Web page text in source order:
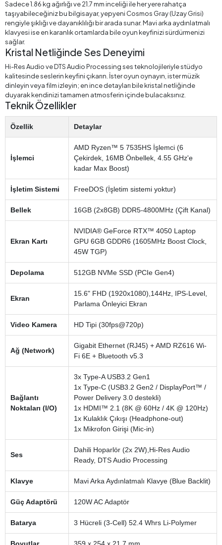
Sadece 1.86 kg ağırlığı ve 21.7 mm inceliği ile her yere rahatça
taşıyabileceğiniz bu bilgisayar, yepyeni Cosmos Gray (Uzay Grisi)
rengiyle şıklığı ve dayanıklılığı bir arada sunar. Mavi arka aydınlatmalı
klavyesi ise en karanlık ortamlarda bile oyun keyfinizi sürdürmenizi
sağlar.
Kristal Netliğinde Ses Deneyimi
Hi-Res Audio ve DTS Audio Processing ses teknolojileriyle stüdyo
kalitesinde seslerin keyfini çıkarın. İster oyun oynayın, ister müzik
dinleyin veya film izleyin; en ince detayları bile kristal netliğinde
duyarak kendinizi tamamen atmosferin içinde bulacaksınız.
Teknik Özellikler
Özellik Detaylar
İşlemci
AMD Ryzen™ 5 7535HS İşlemci (6
Çekirdek, 16MB Önbellek, 4.55 GHz'e
kadar Max Boost)
İşletim Sistemi FreeDOS (İşletim sistemi yoktur)
Bellek 16GB (2x8GB) DDR5-4800MHz (Çift Kanal)
Ekran Kartı
NVIDIA® GeForce RTX™ 4050 Laptop
GPU 6GB GDDR6 (1605MHz Boost Clock,
45W TGP)
Depolama 512GB NVMe SSD (PCIe Gen4)
Ekran
15.6" FHD (1920x1080),144Hz, IPS-Level,
Parlama Önleyici Ekran
Video Kamera HD Tipi (30fps@720p)
Ağ (Network)
Gigabit Ethernet (RJ45) + AMD RZ616 Wi-
Fi 6E + Bluetooth v5.3
Bağlantı
Noktaları (I/O)
3x Type-A USB3.2 Gen1
1x Type-C (USB3.2 Gen2 / DisplayPort™ /
Power Delivery 3.0 destekli)
1x HDMI™ 2.1 (8K @ 60Hz / 4K @ 120Hz)
1x Kulaklık Çıkışı (Headphone-out)
1x Mikrofon Girişi (Mic-in)
Ses
Dahili Hoparlör (2x 2W),Hi-Res Audio
Ready, DTS Audio Processing
Klavye Mavi Arka Aydınlatmalı Klavye (Blue Backlit)
Güç Adaptörü 120W AC Adaptör
Batarya 3 Hücreli (3-Cell) 52.4 Whrs Li-Polymer